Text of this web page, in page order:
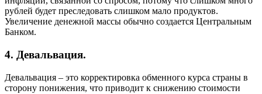
рублей будет преследовать слишком мало продуктов.
Увеличение денежной массы обычно создается Центральным
Банком.
4. Девальвация.
Девальвация – это корректировка обменного курса страны в
сторону понижения, что приводит к снижению стоимости